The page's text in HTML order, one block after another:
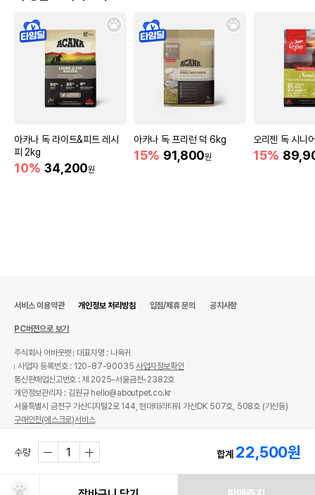
아카나 독 라이트&피트 레시
피 2kg
10% 34,200원
아카나 독 프리런 덕 6kg
15% 91,800원
오리젠 독 시니
15%
수량 합계 22,500원
서비스 이용약관 개인정보 처리방침 입점/제휴 문의 공지사항
PC버전으로 보기
주식회사 어바웃펫
대표자명 : 나옥귀
사업자 등록번호 : 120-87-90035사업자정보확인
통신판매업신고번호 : 제 2025-서울금천-2382호
개인정보관리자 : 김원규 hello@aboutpet.co.kr
서울특별시 금천구 가산디지털2로 144, 현대테라타워 가산DK 507호, 508호 (가산동)
구매안전(에스크로)서비스